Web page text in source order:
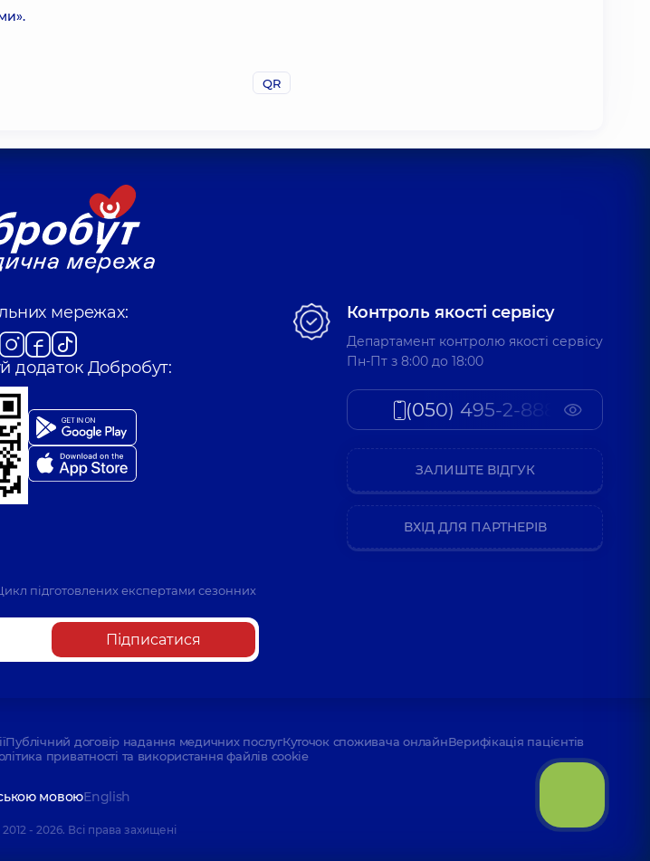
QR
мережах:
додаток Добробут:
підготовлених експертами сезонних
Підписатися
Контроль якості сервісу
Департамент контролю якості сервісу
Пн-Пт з 8:00 до 18:00
(050) 495-2-888
ЗАЛИШТЕ ВІДГУК
ВХІД ДЛЯ ПАРТНЕРІВ
Публічний договір надання медичних послугКуточок споживача онлайнВерифікація пацієнтів
приватності та використання файлів cookie
мовоюEnglish
- 2026. Всі права захищені